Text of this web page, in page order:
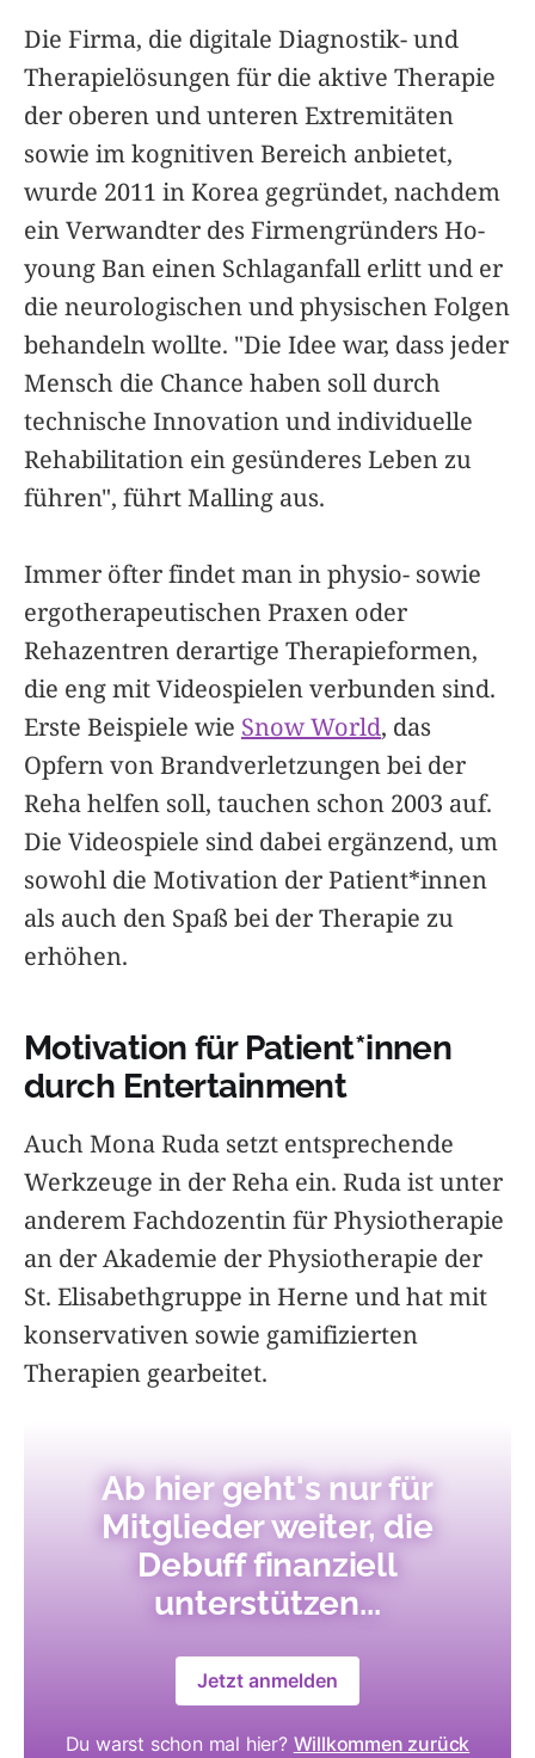
Die Firma, die digitale Diagnostik- und
Therapielösungen für die aktive Therapie
der oberen und unteren Extremitäten
sowie im kognitiven Bereich anbietet,
wurde 2011 in Korea gegründet, nachdem
ein Verwandter des Firmengründers Ho-
young Ban einen Schlaganfall erlitt und er
die neurologischen und physischen Folgen
behandeln wollte. "Die Idee war, dass jeder
Mensch die Chance haben soll durch
technische Innovation und individuelle
Rehabilitation ein gesünderes Leben zu
führen", führt Malling aus.
Immer öfter findet man in physio- sowie
ergotherapeutischen Praxen oder
Rehazentren derartige Therapieformen,
die eng mit Videospielen verbunden sind.
Erste Beispiele wie Snow World, das
Opfern von Brandverletzungen bei der
Reha helfen soll, tauchen schon 2003 auf.
Die Videospiele sind dabei ergänzend, um
sowohl die Motivation der Patient*innen
als auch den Spaß bei der Therapie zu
erhöhen.
Motivation für Patient*innen
durch Entertainment
Auch Mona Ruda setzt entsprechende
Werkzeuge in der Reha ein. Ruda ist unter
anderem Fachdozentin für Physiotherapie
an der Akademie der Physiotherapie der
St. Elisabethgruppe in Herne und hat mit
konservativen sowie gamifizierten
Therapien gearbeitet.
Ab hier geht's nur für
Mitglieder weiter, die
Debuff finanziell
unterstützen...
Jetzt anmelden
Du warst schon mal hier? Willkommen zurück